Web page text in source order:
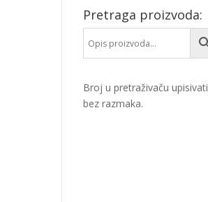
Pretraga proizvoda:
Broj u pretraživaču upisivati
bez razmaka.